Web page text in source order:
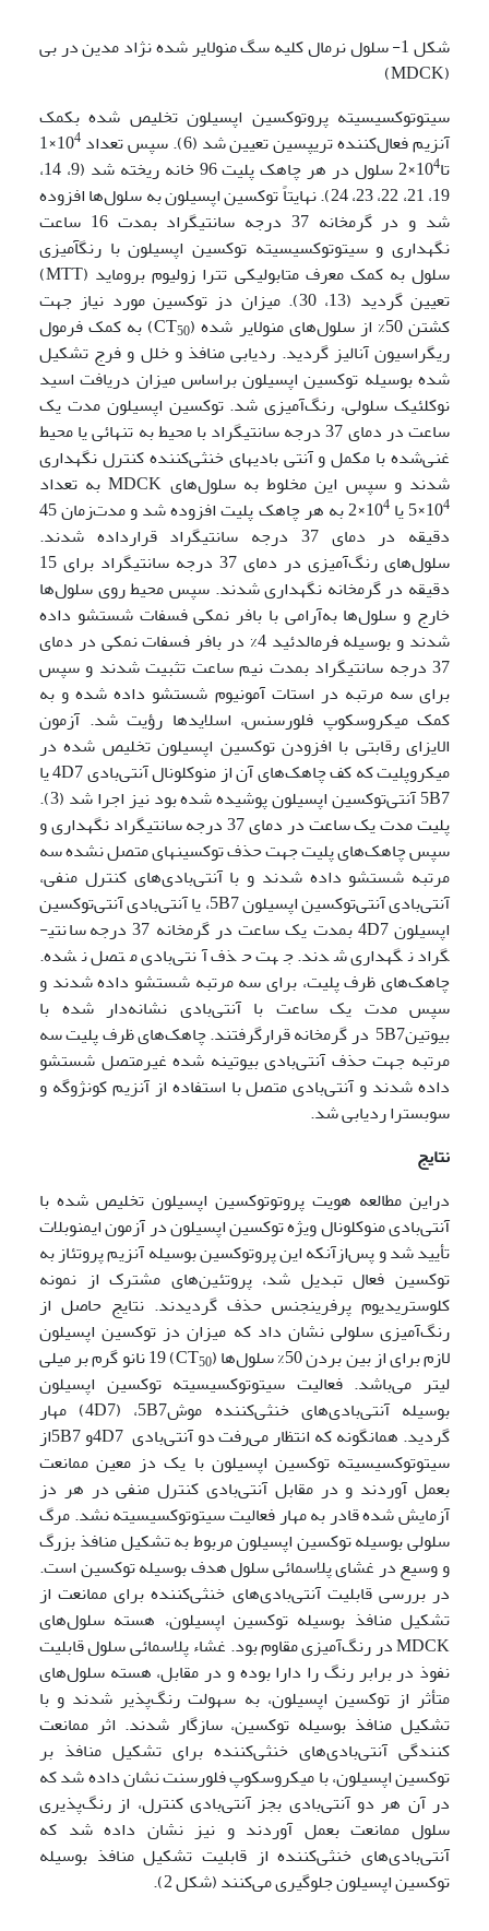
شکل 1- سلول نرمال کلیه سگ منولایر شده نژاد مدین در بی
(MDCK)
سیتوتوکسیسیته پروتوکسین اپسیلون تخلیص شده بکمک
آنزیم فعال‌کننده تریپسین تعیین شد (6). سپس تعداد 10
4
×1
تا104
×2 سلول در هر چاهک پلیت 96 خانه ریخته شد (9، 14،
19، 21، 22، 23، 24). نهایتاً توکسین اپسیلون به سلول‌ها افزوده
شد و در گرمخانه 37 درجه سانتی­گراد بمدت 16 ساعت
نگهداری و سیتوتوکسیسیته توکسین اپسیلون با رنگ­آمیزی
سلول به کمک معرف متابولیکی تترا زولیوم بروماید (MTT)
تعیین گردید (13، 30). میزان دز توکسین مورد نیاز جهت
کشتن 50% از سلول‌های منولایر شده (CT
50
) به کمک فرمول
ریگراسیون آنالیز گردید. ردیابی منافذ و خلل و فرج تشکیل
شده بوسیله توکسین اپسیلون براساس میزان دریافت اسید
نوکلئیک سلولی، رنگ‌آمیزی شد. توکسین اپسیلون مدت یک
ساعت در دمای 37 درجه سانتی­گراد با محیط به تنهائی یا محیط
غنی‌شده با مکمل و آنتی بادی­های خنثی‌کننده کنترل نگهداری
شدند و سپس این مخلوط به سلول‌های MDCK به تعداد
104 ×5 یا 10 4
×2 به هر چاهک پلیت افزوده شد و مدت‌زمان 45
دقیقه در دمای 37 درجه سانتی­گراد قرارداده شدند.
سلول‌های رنگ‌آمیزی در دمای 37 درجه سانتی­گراد برای 15
دقیقه در گرمخانه نگهداری شدند. سپس محیط روی سلول‌ها
خارج و سلول‌ها به‌آرامی با بافر نمکی فسفات شستشو داده
شدند و بوسیله فرمالدئید 4% در بافر فسفات نمکی در دمای
37 درجه سانتی­گراد بمدت نیم ساعت تثبیت شدند و سپس
برای سه مرتبه در استات آمونیوم شستشو داده شده و به
کمک میکروسکوپ فلورسنس، اسلایدها رؤیت شد. آزمون
الایزای رقابتی با افزودن توکسین اپسیلون تخلیص شده در
میکروپلیت که کف چاهک‌های آن از منوکلونال آنتی‌بادی 4D7 یا
5B7 آنتی‌توکسین اپسیلون پوشیده شده بود نیز اجرا شد (3).
پلیت مدت یک ساعت در دمای 37 درجه سانتی­گراد نگهداری و
سپس چاهک‌های پلیت جهت حذف توکسین­های متصل نشده سه
مرتبه شستشو داده شدند و با آنتی‌بادی‌های کنترل منفی،
آنتی‌بادی آنتی‌توکسین اپسیلون 5B7، یا آنتی‌بادی آنتی‌توکسین
اپسیلون 4D7 بمدت یک ساعت در گرمخانه 37 درجه سانتی­
گراد نگهداری شدند. جهت حذف آنتی‌بادی متصل نشده.
چاهک‌های ظرف پلیت، برای سه مرتبه شستشو داده شدند و
سپس مدت یک ساعت با آنتی‌بادی نشانه‌دار شده با
بیوتین5B7 در گرمخانه قرارگرفتند. چاهک‌های ظرف پلیت سه
مرتبه جهت حذف آنتی‌بادی بیوتینه شده غیرمتصل شستشو
داده شدند و آنتی‌بادی متصل با استفاده از آنزیم کونژوگه و
سوبسترا ردیابی شد.
نتایج
دراین مطالعه هویت پروتوتوکسین اپسیلون تخلیص شده با
آنتی‌بادی منوکلونال ویژه توکسین اپسیلون در آزمون ایمنوبلات
تأیید شد و پس‌ازآنکه این پروتوکسین بوسیله آنزیم پروتئاز به
توکسین فعال تبدیل شد، پروتئین‌های مشترک از نمونه
کلوستریدیوم پرفرینجنس حذف گردیدند. نتایج حاصل از
رنگ‌آمیزی سلولی نشان داد که میزان دز توکسین اپسیلون
لازم برای از بین بردن 50% سلول‌ها (CT
50
) 19 نانو گرم بر میلی
لیتر می‌باشد. فعالیت سیتوتوکسیسیته توکسین اپسیلون
بوسیله آنتی‌بادی‌های خنثی‌کننده موش4D7) ،5B7) مهار
گردید. همانگونه که انتظار می‌رفت دو آنتی‌بادی 4D7و 5B7از
سیتوتوکسیسیته توکسین اپسیلون با یک دز معین ممانعت
بعمل آوردند و در مقابل آنتی‌بادی کنترل منفی در هر دز
آزمایش شده قادر به مهار فعالیت سیتوتوکسیسیته نشد. مرگ
سلولی بوسیله توکسین اپسیلون مربوط به تشکیل منافذ بزرگ
و وسیع در غشای پلاسمائی سلول هدف بوسیله توکسین است.
در بررسی قابلیت آنتی‌بادی‌های خنثی‌کننده برای ممانعت از
تشکیل منافذ بوسیله توکسین اپسیلون، هسته سلول‌های
MDCK در رنگ‌آمیزی مقاوم بود. غشاء پلاسمائی سلول قابلیت
نفوذ در برابر رنگ را دارا بوده و در مقابل، هسته سلول‌های
متأثر از توکسین اپسیلون، به سهولت رنگ‌پذیر شدند و با
تشکیل منافذ بوسیله توکسین، سازگار شدند. اثر ممانعت
کنندگی آنتی‌بادی‌های خنثی‌کننده برای تشکیل منافذ بر
توکسین اپسیلون، با میکروسکوپ فلورسنت نشان داده شد که
در آن هر دو آنتی‌بادی بجز آنتی‌بادی کنترل، از رنگ‌پذیری
سلول ممانعت بعمل آوردند و نیز نشان داده شد که
آنتی‌بادی‌های خنثی‌کننده از قابلیت تشکیل منافذ بوسیله
توکسین اپسیلون جلوگیری می‌کنند (شکل 2).